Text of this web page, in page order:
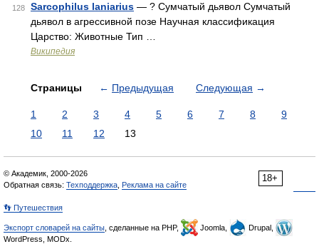
128 Sarcophilus laniarius — ? Сумчатый дьявол Сумчатый
дьявол в агрессивной позе Научная классификация
Царство: Животные Тип …
Википедия
Страницы ← Предыдущая Следующая →
1 2 3 4 5 6 7 8
9
10
11 12 13
18+
© Академик, 2000-2026
Обратная связь: Техподдержка Реклама на сайте
👣 Путешествия
Экспорт словарей на сайты , сделанные на PHP, Joomla,
Drupal,
WordPress, MODx.